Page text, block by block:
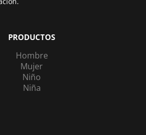
PRODUCTOS
Hombre
Mujer
Niño
Niña